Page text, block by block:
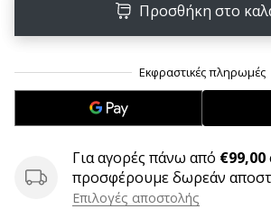
χάντμπολ
Είσαι
του
χάντμπολ
όπως
εμείς;
Προσθήκη στο
Για αγορές πάνω από €99,00
προσφέρουμε δωρεάν
Επιλογές αποστολής